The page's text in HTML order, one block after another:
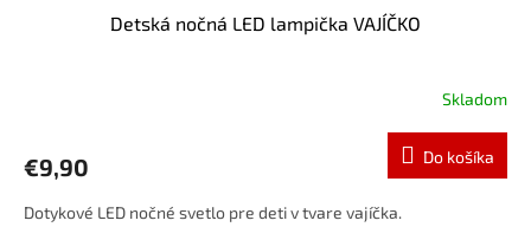
Detská nočná LED lampička VAJÍČKO
Skladom
€9,90 Do košíka
Dotykové LED nočné svetlo pre deti v tvare vajíčka.